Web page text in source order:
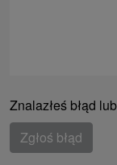
Znalazłeś błąd
Zgłoś błąd